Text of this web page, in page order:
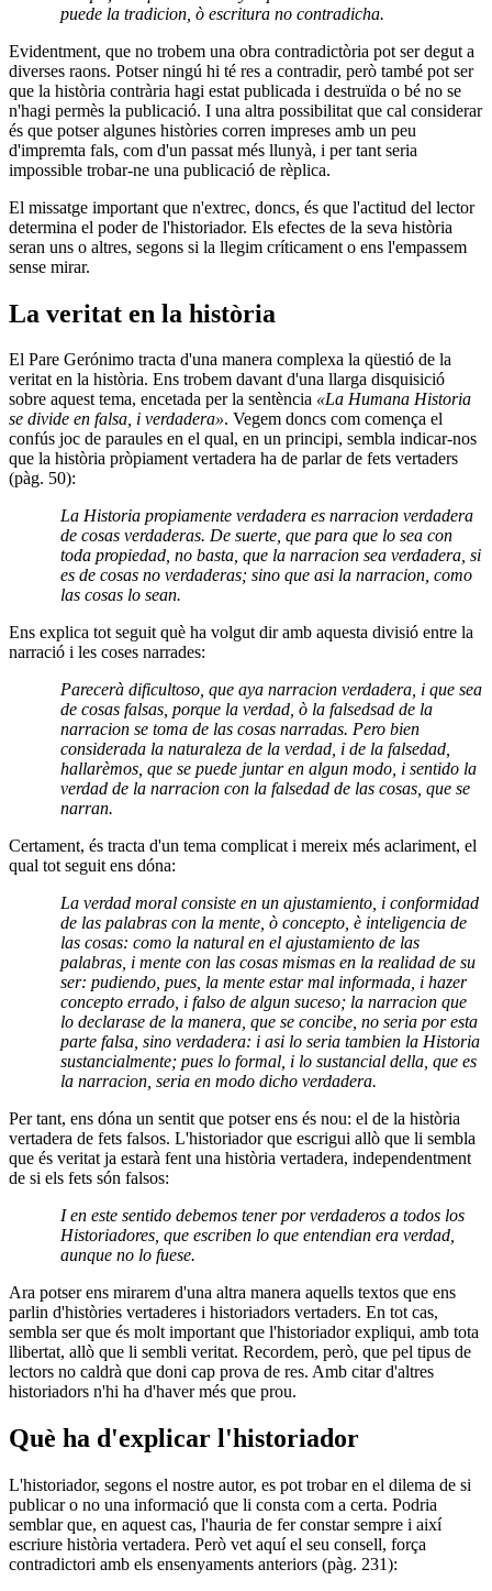
puede la tradicion, ò escritura no contradicha.
Evidentment, que no trobem una obra contradictòria pot ser degut a
diverses raons. Potser ningú hi té res a contradir, però també pot ser
que la història contrària hagi estat publicada i destruïda o bé no se
n'hagi permès la publicació. I una altra possibilitat que cal considerar
és que potser algunes històries corren impreses amb un peu
d'impremta fals, com d'un passat més llunyà, i per tant seria
impossible trobar-ne una publicació de rèplica.
El missatge important que n'extrec, doncs, és que l'actitud del lector
determina el poder de l'historiador. Els efectes de la seva història
seran uns o altres, segons si la llegim críticament o ens l'empassem
sense mirar.
La veritat en la història
El Pare Gerónimo tracta d'una manera complexa la qüestió de la
veritat en la història. Ens trobem davant d'una llarga disquisició
sobre aquest tema, encetada per la sentència «La Humana Historia
se divide en falsa, i verdadera». Vegem doncs com comença el
confús joc de paraules en el qual, en un principi, sembla indicar-nos
que la història pròpiament vertadera ha de parlar de fets vertaders
(pàg. 50):
La Historia propiamente verdadera es narracion verdadera
de cosas verdaderas. De suerte, que para que lo sea con
toda propiedad, no basta, que la narracion sea verdadera, si
es de cosas no verdaderas; sino que asi la narracion, como
las cosas lo sean.
Ens explica tot seguit què ha volgut dir amb aquesta divisió entre la
narració i les coses narrades:
Parecerà dificultoso, que aya narracion verdadera, i que sea
de cosas falsas, porque la verdad, ò la falsedsad de la
narracion se toma de las cosas narradas. Pero bien
considerada la naturaleza de la verdad, i de la falsedad,
hallarèmos, que se puede juntar en algun modo, i sentido la
verdad de la narracion con la falsedad de las cosas, que se
narran.
Certament, és tracta d'un tema complicat i mereix més aclariment, el
qual tot seguit ens dóna:
La verdad moral consiste en un ajustamiento, i conformidad
de las palabras con la mente, ò concepto, è inteligencia de
las cosas: como la natural en el ajustamiento de las
palabras, i mente con las cosas mismas en la realidad de su
ser: pudiendo, pues, la mente estar mal informada, i hazer
concepto errado, i falso de algun suceso; la narracion que
lo declarase de la manera, que se concibe, no seria por esta
parte falsa, sino verdadera: i asi lo seria tambien la Historia
sustancialmente; pues lo formal, i lo sustancial della, que es
la narracion, seria en modo dicho verdadera.
Per tant, ens dóna un sentit que potser ens és nou: el de la història
vertadera de fets falsos. L'historiador que escrigui allò que li sembla
que és veritat ja estarà fent una història vertadera, independentment
de si els fets són falsos:
I en este sentido debemos tener por verdaderos a todos los
Historiadores, que escriben lo que entendian era verdad,
aunque no lo fuese.
Ara potser ens mirarem d'una altra manera aquells textos que ens
parlin d'històries vertaderes i historiadors vertaders. En tot cas,
sembla ser que és molt important que l'historiador expliqui, amb tota
llibertat, allò que li sembli veritat. Recordem, però, que pel tipus de
lectors no caldrà que doni cap prova de res. Amb citar d'altres
historiadors n'hi ha d'haver més que prou.
Què ha d'explicar l'historiador
L'historiador, segons el nostre autor, es pot trobar en el dilema de si
publicar o no una informació que li consta com a certa. Podria
semblar que, en aquest cas, l'hauria de fer constar sempre i així
escriure història vertadera. Però vet aquí el seu consell, força
contradictori amb els ensenyaments anteriors (pàg. 231):